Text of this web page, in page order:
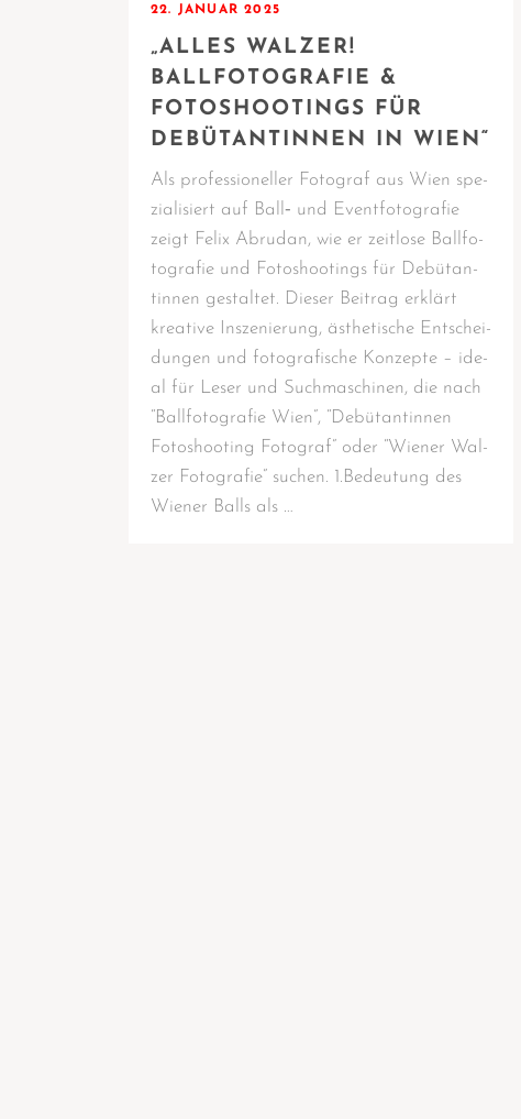
22. JANUAR 2025
„ALLES WALZER!
BALLFOTOGRAFIE &
FOTOSHOOTINGS FÜR
DEBÜTANTINNEN IN WIEN“
Als pro­fes­sio­nel­ler Foto­graf aus Wien spe­
zia­li­siert auf Ball‑ und Event­fo­to­gra­fie
zeigt Felix Abru­dan, wie er zeit­lo­se Ball­fo­
to­gra­fie und Foto­shoo­tings für Debü­tan­
tin­nen gestal­tet. Die­ser Bei­trag erklärt
krea­ti­ve Insze­nie­rung, ästhe­ti­sche Ent­schei­
dun­gen und foto­gra­fi­sche Kon­zep­te – ide­
al für Leser und Such­ma­schi­nen, die nach
“Ball­fo­to­gra­fie Wien”, “Debü­tan­tin­nen
Foto­shoo­ting Foto­graf” oder “Wie­ner Wal­
zer Foto­gra­fie” suchen. 1.Bedeutung des
Wie­ner Balls als …